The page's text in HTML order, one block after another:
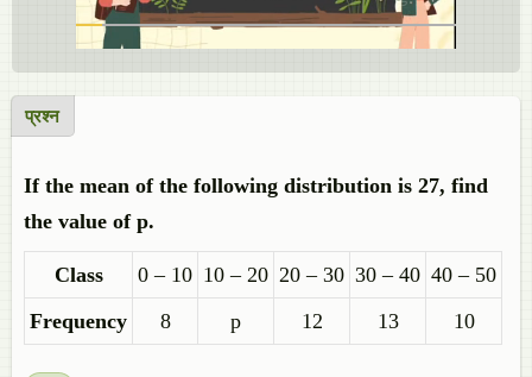
प्रश्न
If the mean of the following distribution is 27, find
the value of p.
Class 0 – 10 10 – 20 20 – 30 30 – 40 40 – 50
Frequency
8 p 12 13 10